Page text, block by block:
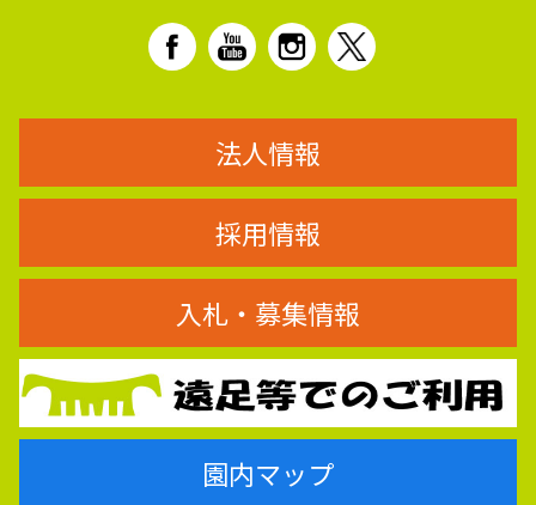
法人情報
採用情報
入札・募集情報
園内マップ